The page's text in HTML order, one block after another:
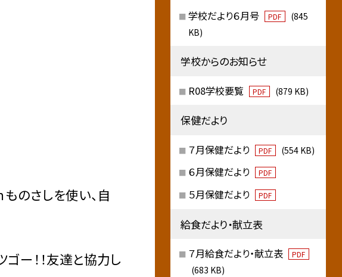
のさしを使い、自
ゴー！！友達と協力し
学校だより６月号 PDF
(845
KB)
学校からのお知らせ
R08学校要覧 PDF (879 KB)
保健だより
７月保健だより PDF (554 KB)
６月保健だより PDF
５月保健だより PDF
給食だより・献立表
７月給食だより・献立表 PDF
(683 KB)